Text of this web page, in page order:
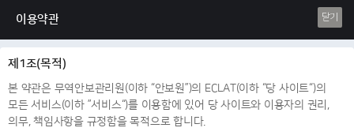
이용약관 닫기
제1조(목적)
본 약관은 무역안보관리원(이하 “안보원”)의 ECLAT(이하 “당 사이트“)의
모든 서비스(이하 ”서비스“)를 이용함에 있어 당 사이트와 이용자의 권리,
의무, 책임사항을 규정함을 목적으로 합니다.